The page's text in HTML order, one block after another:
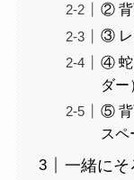
② 背
③ レ
④ 蛇
ダー
⑤ 背
スペ
一緒にそ